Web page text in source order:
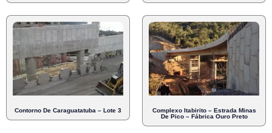
Contorno De Caraguatatuba – Lote 3
Complexo Itabirito – Estrada Minas
De Pico – Fábrica Ouro Preto